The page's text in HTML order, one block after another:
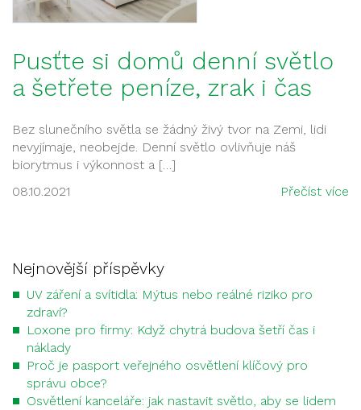
Pusťte si domů denní světlo
a šetřete peníze, zrak i čas
Bez slunečního světla se žádný živý tvor na Zemi, lidi
nevyjímaje, neobejde. Denní světlo ovlivňuje náš
biorytmus i výkonnost a […]
08.10.2021
Přečíst více
Nejnovější příspěvky
UV záření a svítidla: Mýtus nebo reálné riziko pro
zdraví?
Loxone pro firmy: Když chytrá budova šetří čas i
náklady
Proč je pasport veřejného osvětlení klíčový pro
správu obce?
Osvětlení kanceláře: jak nastavit světlo, aby se lidem